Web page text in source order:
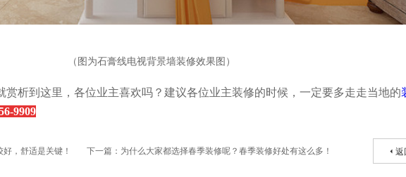
（图为石膏线电视背景墙装修效果图）
赏析到这里，各位业主喜欢吗？建议各位业主装修的时候，一定要多走走当地的
9909
，舒适是关键！ 下一篇：为什么大家都选择春季装修呢？春季装修好处有这么多！ 返